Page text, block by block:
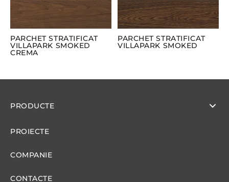
PARCHET STRATIFICAT
VILLAPARK SMOKED
CREMA
PARCHET STRATIFICAT
VILLAPARK SMOKED
PRODUCTE
PROIECTE
COMPANIE
CONTACTE